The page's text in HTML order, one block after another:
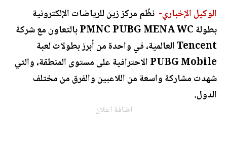
الوكيل الإخباري- نظّم مركز زين للرياضات الإلكترونية
بطولة PMNC PUBG MENA WC بالتعاون مع شركة
Tencent العالمية، في واحدة من أبرز بطولات لعبة
PUBG Mobile الاحترافية على مستوى المنطقة، والتي
شهدت مشاركة واسعة من اللاعبين والفرق من مختلف
الدول.
اضافة اعلان